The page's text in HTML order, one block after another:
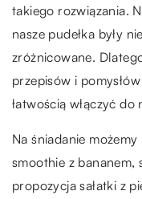
takiego rozwiązania.
nasze pudełka były
zróżnicowane.
przepisów i
łatwością włączyć do
Na śniadanie
smoothie z bananem,
propozycja sałatki z